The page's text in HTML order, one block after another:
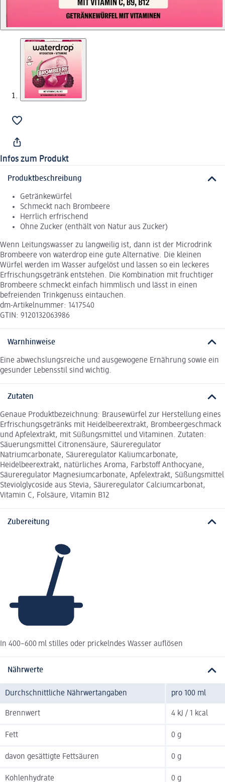
Infos zum Produkt
Produktbeschreibung
Getränkewürfel
Schmeckt nach Brombeere
Herrlich erfrischend
Ohne Zucker (enthält von Natur aus Zucker)
Wenn Leitungswasser zu langweilig ist, dann ist der Microdrink
Brombeere von waterdrop eine gute Alternative. Die kleinen
Würfel werden im Wasser aufgelöst und lassen so ein leckeres
Erfrischungsgetränk entstehen. Die Kombination mit fruchtiger
Brombeere schmeckt einfach himmlisch und lässt in einen
befreienden Trinkgenuss eintauchen.
dm-Artikelnummer: 1417540
GTIN: 9120132063986
Warnhinweise
Eine abwechslungsreiche und ausgewogene Ernährung sowie ein
gesunder Lebensstil sind wichtig.
Zutaten
Genaue Produktbezeichnung: Brausewürfel zur Herstellung eines
Erfrischungsgetränks mit Heidelbeerextrakt, Brombeergeschmack
und Apfelextrakt, mit Süßungsmittel und Vitaminen. Zutaten:
Säuerungsmittel Citronensäure, Säureregulator
Natriumcarbonate, Säureregulator Kaliumcarbonate,
Heidelbeerextrakt, natürliches Aroma, Farbstoff Anthocyane,
Säureregulator Magnesiumcarbonate, Apfelextrakt, Süßungsmittel
Steviolglycoside aus Stevia, Säureregulator Calciumcarbonat,
Vitamin C, Folsäure, Vitamin B12
Zubereitung
In 400–600 ml stilles oder prickelndes Wasser auflösen
Nährwerte
Durchschnittliche Nährwertangaben pro 100 ml
Brennwert 4 kJ / 1 kcal
Fett 0 g
davon gesättigte Fettsäuren 0 g
Kohlenhydrate 0 g